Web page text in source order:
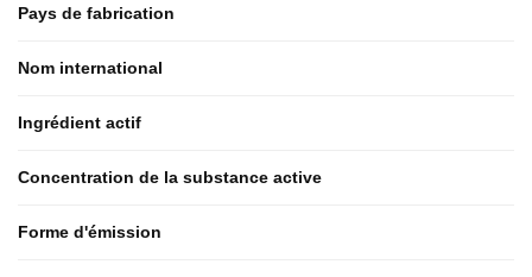
Pays de fabrication
Nom international
Ingrédient actif
Concentration de la substance active
Forme d'émission